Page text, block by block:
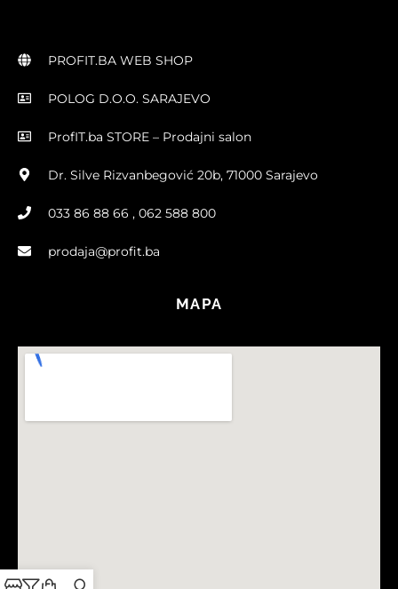
PROFIT.BA WEB SHOP
POLOG D.O.O. SARAJEVO
ProfIT.ba STORE – Prodajni salon
Dr. Silve Rizvanbegović 20b, 71000 Sarajevo
033 86 88 66 , 062 588 800
prodaja@profit.ba
MAPA